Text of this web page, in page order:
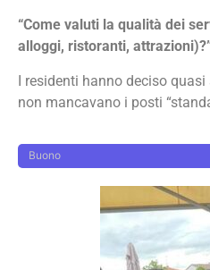
“Come valuti la qualità dei
alloggi, ristoranti,
I residenti hanno deciso
non mancavano i posti
Buono